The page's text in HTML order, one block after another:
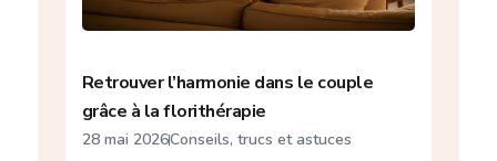
Retrouver l’harmonie dans le couple
grâce à la florithérapie
28 mai 2026Conseils, trucs et astuces